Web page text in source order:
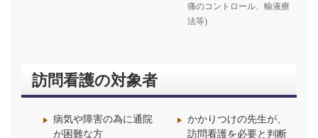
痛のコントロール、輸液療
法等)
訪問看護の対象者
病気や障害の為に通院
が困難な方
かかりつけの先生が、
訪問看護を必要と判断